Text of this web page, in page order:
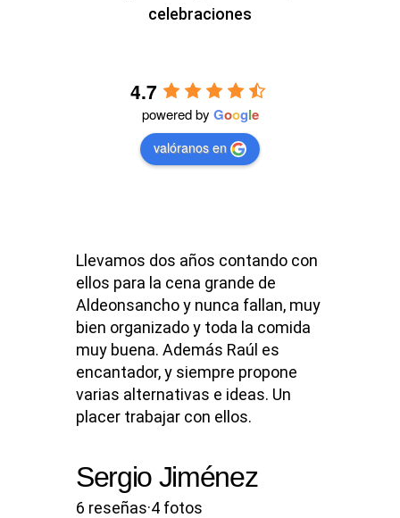
celebraciones
4.7
powered by Google
valóranos en
Llevamos dos años contando con
ellos para la cena grande de
Aldeonsancho y nunca fallan, muy
bien organizado y toda la comida
muy buena. Además Raúl es
encantador, y siempre propone
varias alternativas e ideas. Un
placer trabajar con ellos.
Sergio Jiménez
6 reseñas·4 fotos